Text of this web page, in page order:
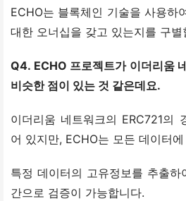
ECHO는 블록체인 기술을 사용하
대한 오너십을 갖고 있는지를 구별
Q4. ECHO 프로젝트가 이더리움
비슷한 점이 있는 것 같은데요.
이더리움 네트워크의 ERC721의
어 있지만, ECHO는 모든 데이터
특정 데이터의 고유정보를 추출하
간으로 검증이 가능합니다.